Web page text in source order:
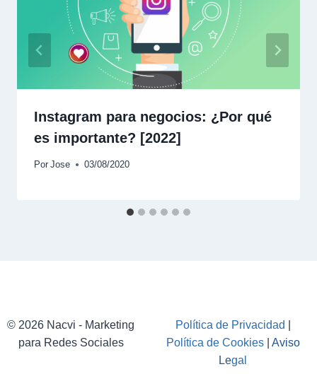
Instagram para negocios: ¿Por qué
es importante? [2022]
Por Jose 03/08/2020
© 2026 Nacvi - Marketing
para Redes Sociales
Política de Privacidad
Política de Cookies| Aviso
Legal